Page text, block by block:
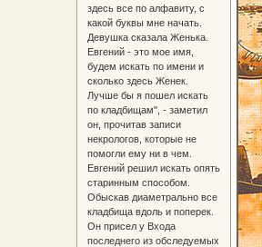
здесь все по алфавиту, с
какой буквы мне начать.
Девушка сказала Женька.
Евгений - это мое имя,
будем искать по имени и
сколько здесь Женек.
Лучше бы я пошел искать
по кладбищам", - заметил
он, прочитав записи
некрологов, которые не
помогли ему ни в чем.
Евгений решил искать опять
старинным способом.
Обыскав диаметрально все
кладбища вдоль и поперек.
Он присел у Входа
последнего из обследуемых